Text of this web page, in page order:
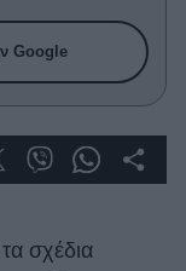
Google
σχέδια